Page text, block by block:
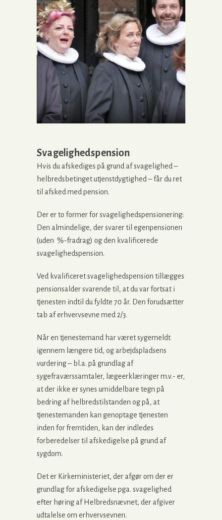
Svagelighedspension
Hvis du afskediges på grund af svagelighed –
helbredsbetinget utjenstdygtighed – får du ret
til afsked med pension.
Der er to former for svagelighedspensionering:
Den almindelige, der svarer til egenpensionen
(uden %-fradrag) og den kvalificerede
svagelighedspension.
Ved kvalificeret svagelighedspension tillægges
pensionsalder svarende til, at du var fortsat i
tjenesten indtil du fyldte 70 år. Den forudsætter
tab af erhvervsevne med 2/3.
Når en tjenestemand har været sygemeldt
igennem længere tid, og arbejdspladsens
vurdering – bl.a. på grundlag af
sygefraværssamtaler, lægeerklæringer m.v.- er,
at der ikke er synes umiddelbare tegn på
bedring af helbredstilstanden og på, at
tjenestemanden kan genoptage tjenesten
inden for fremtiden, kan der indledes
forberedelser til afskedigelse på grund af
sygdom.
Det er Kirkeministeriet, der afgør om der er
grundlag for afskedigelse pga. svagelighed
efter høring af Helbredsnævnet, der afgiver
udtalelse om erhvervsevnen.